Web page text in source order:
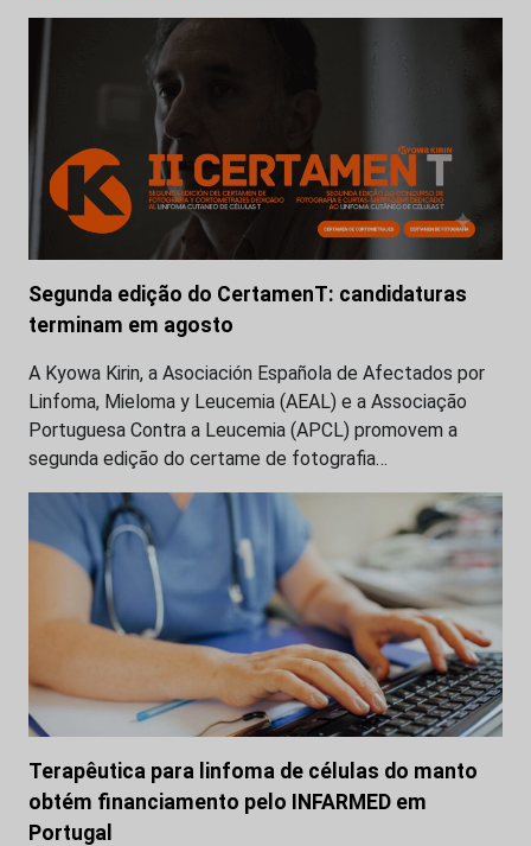
Segunda edição do CertamenT: candidaturas
terminam em agosto
A Kyowa Kirin, a Asociación Española de Afectados por
Linfoma, Mieloma y Leucemia (AEAL) e a Associação
Portuguesa Contra a Leucemia (APCL) promovem a
segunda edição do certame de fotografia…
Terapêutica para linfoma de células do manto
obtém financiamento pelo INFARMED em
Portugal